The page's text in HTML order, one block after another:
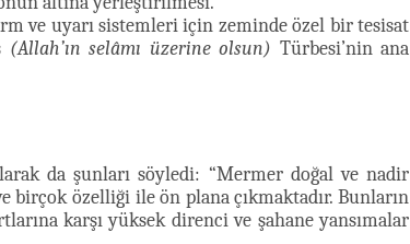
ve uyarı sistemleri için zeminde özel bir tesisat
(Allah’ın selâmı üzerine olsun) Türbesi’nin ana
da şunları söyledi: “Mermer doğal ve nadir
özelliği ile ön plana çıkmaktadır. Bunların
karşı yüksek direnci ve şahane yansımalar